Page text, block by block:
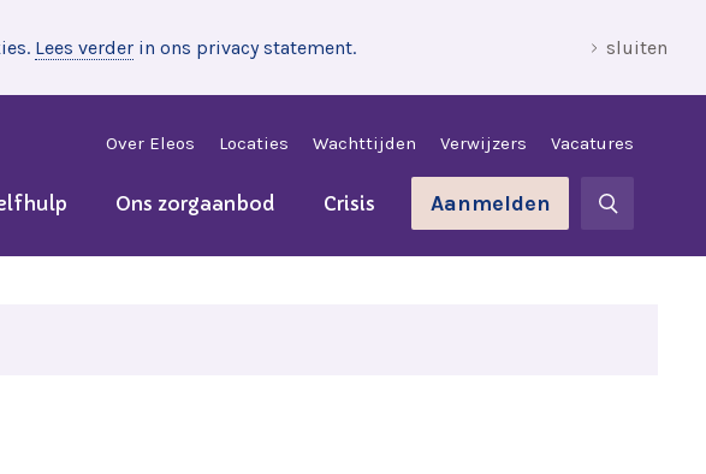
Lees verder in ons privacy statement. sluiten
Over Eleos Locaties Wachttijden Verwijzers Vacatures
Ons zorgaanbod Crisis Aanmelden